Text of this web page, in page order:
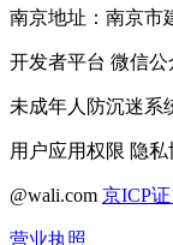
南京地址：南京市
开发者平台 微信公
未成年人防沉迷系
用户应用权限 隐私
@wali.com 京ICP
营业执照